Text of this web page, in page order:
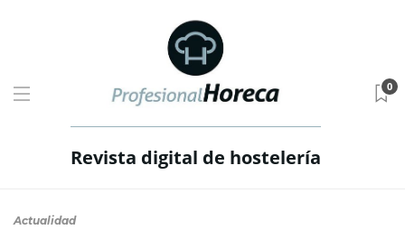
Revista digital de hostelería
0
Actualidad